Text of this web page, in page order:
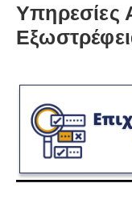
Υπηρεσίες